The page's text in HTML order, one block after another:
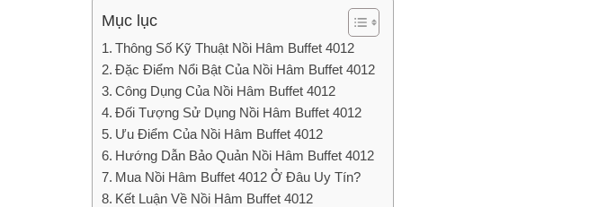
Mục lục
Thông Số Kỹ Thuật Nồi Hâm Buffet 4012
Đặc Điểm Nổi Bật Của Nồi Hâm Buffet 4012
Công Dụng Của Nồi Hâm Buffet 4012
Đối Tượng Sử Dụng Nồi Hâm Buffet 4012
Ưu Điểm Của Nồi Hâm Buffet 4012
Hướng Dẫn Bảo Quản Nồi Hâm Buffet 4012
Mua Nồi Hâm Buffet 4012 Ở Đâu Uy Tín?
Kết Luận Về Nồi Hâm Buffet 4012